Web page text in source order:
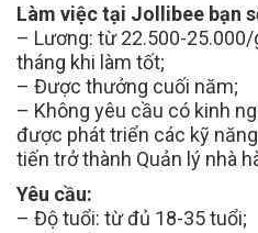
Làm việc tại Jollibee bạn
– Lương: từ 22.500-
tháng khi làm tốt;
– Được thưởng cuối năm;
– Không yêu cầu có kinh
được phát triển các kỹ
tiến trở thành Quản lý nhà
Yêu cầu:
– Độ tuổi: từ đủ 18-35 tuổi;